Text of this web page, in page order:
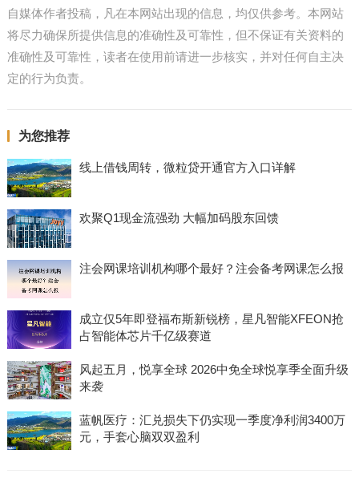
自媒体作者投稿，凡在本网站出现的信息，均仅供参考。本网站
将尽力确保所提供信息的准确性及可靠性，但不保证有关资料的
准确性及可靠性，读者在使用前请进一步核实，并对任何自主决
定的行为负责。
为您推荐
线上借钱周转，微粒贷开通官方入口详解
欢聚Q1现金流强劲 大幅加码股东回馈
注会网课培训机构哪个最好？注会备考网课怎么报
成立仅5年即登福布斯新锐榜，星凡智能XFEON抢
占智能体芯片千亿级赛道
风起五月，悦享全球 2026中免全球悦享季全面升级
来袭
蓝帆医疗：汇兑损失下仍实现一季度净利润3400万
元，手套心脑双双盈利